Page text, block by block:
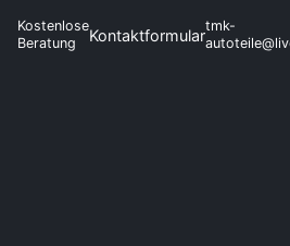
Kostenlose
Beratung
Kontaktformulartmk-